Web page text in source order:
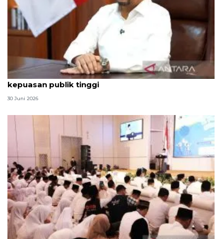
Qodari: Pemerintah tak puas diri meski tingkat
kepuasan publik tinggi
30 Juni 2026